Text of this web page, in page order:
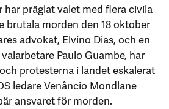
har präglat valet med flera civila
brutala morden den 18 oktober
advokat, Elvino Dias, och en
Paulo Guambe, har
protesterna i landet eskalerat
ledare Venâncio Mondlane
ansvaret för morden.